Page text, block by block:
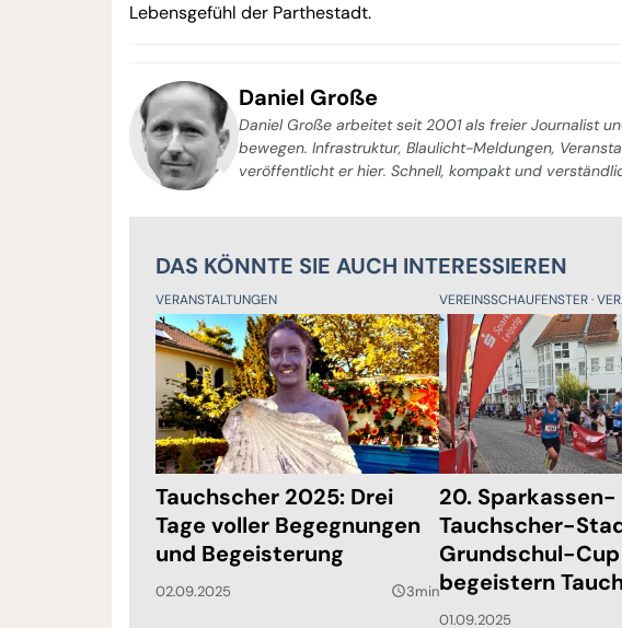
Lebensgefühl der Parthestadt.
Daniel Große
Daniel Große arbeitet seit 2001 als freier Journalist
bewegen. Infrastruktur, Blaulicht-Meldungen,
veröffentlicht er hier. Schnell, kompakt und
DAS KÖNNTE SIE AUCH INTERESSIEREN
VERANSTALTUNGEN
Tauchscher 2025: Drei
Tage voller Begegnungen
und Begeisterung
02.09.2025 query_builder3min
VEREINSSCHAUFENSTER
20. Sparkassen-
Tauchscher-
Grundschul-Cup
begeistern
01.09.2025